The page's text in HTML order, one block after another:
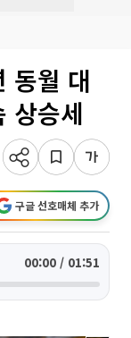
동월 대
승세
구글 선호매체 추가
00:00 / 01:51